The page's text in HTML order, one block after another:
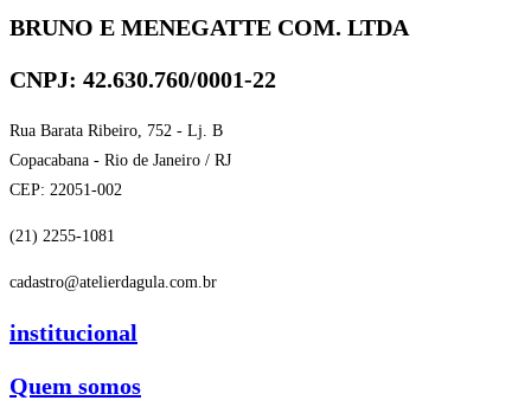
BRUNO E MENEGATTE COM. LTDA
CNPJ: 42.630.760/0001-22
Rua Barata Ribeiro, 752 - Lj. B
Copacabana - Rio de Janeiro / RJ
CEP: 22051-002
(21) 2255-1081
cadastro@atelierdagula.com.br
institucional
Quem somos